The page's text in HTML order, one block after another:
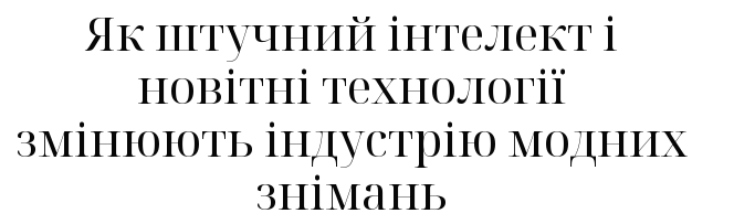
Як штучний інтелект і
новітні технології
змінюють індустрію модних
знімань